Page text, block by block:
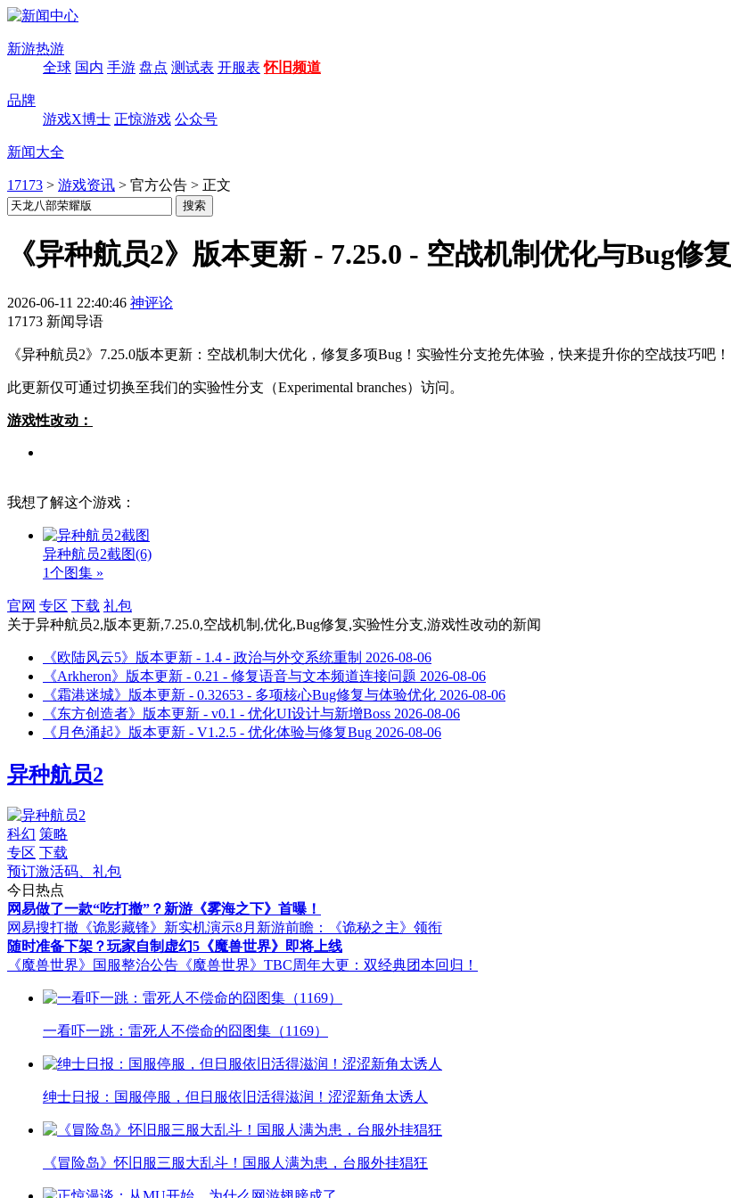
新游热游
全球 国内 手游 盘点 测试表 开服表 怀旧频道
品牌
游戏X博士 正惊游戏 公众号
新闻大全
17173 > 游戏资讯 > 官方公告 > 正文
《异种航员2》版本更新 - 7.25.0 - 空战机制优化与Bug修复
2026-06-11 22:40:46 神评论
17173 新闻导语
《异种航员2》7.25.0版本更新：空战机制大优化，修复多项Bug！实验性分支抢先体验，快来提升你的空战技巧吧！
此更新仅可通过切换至我们的实验性分支（Experimental branches）访问。
游戏性改动：
我想了解这个游戏：
异种航员2截图(6)
1个图集 »
官网 专区 下载 礼包
关于异种航员2,版本更新,7.25.0,空战机制,优化,Bug修复,实验性分支,游戏性改动的新闻
《欧陆风云5》版本更新 - 1.4 - 政治与外交系统重制 2026-08-06
《Arkheron》版本更新 - 0.21 - 修复语音与文本频道连接问题 2026-08-06
《霜港迷城》版本更新 - 0.32653 - 多项核心Bug修复与体验优化 2026-08-06
《东方创造者》版本更新 - v0.1 - 优化UI设计与新增Boss 2026-08-06
《月色涌起》版本更新 - V1.2.5 - 优化体验与修复Bug 2026-08-06
异种航员2
科幻 策略
专区 下载
预订激活码、礼包
今日热点
网易做了一款“吃打撤”？新游《雾海之下》首曝！
网易搜打撤《诡影藏锋》新实机演示8月新游前瞻：《诡秘之主》领衔
随时准备下架？玩家自制虚幻5《魔兽世界》即将上线
《魔兽世界》国服整治公告 《魔兽世界》TBC周年大更：双经典团本回归！
一看吓一跳：雷死人不偿命的囧图集（1169）
绅士日报：国服停服，但日服依旧活得滋润！涩涩新角太诱人
《冒险岛》怀旧服三服大乱斗！国服人满为患，台服外挂猖狂